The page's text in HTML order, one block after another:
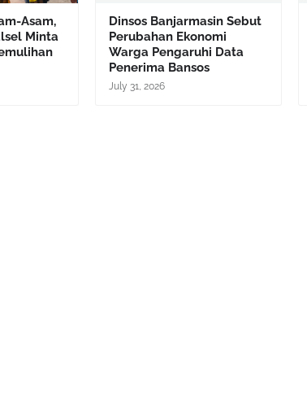
Asam,
Minta
Dinsos Banjarmasin Sebut
Perubahan Ekonomi
Warga Pengaruhi Data
Penerima Bansos
July 31, 2026